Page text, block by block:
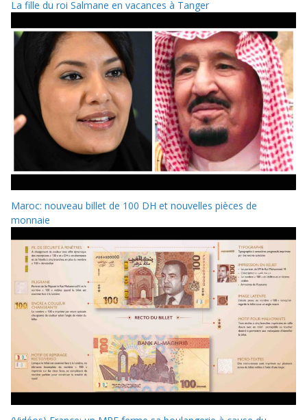
La fille du roi Salmane en vacances à Tanger
Maroc: nouveau billet de 100 DH et nouvelles pièces de
monnaie